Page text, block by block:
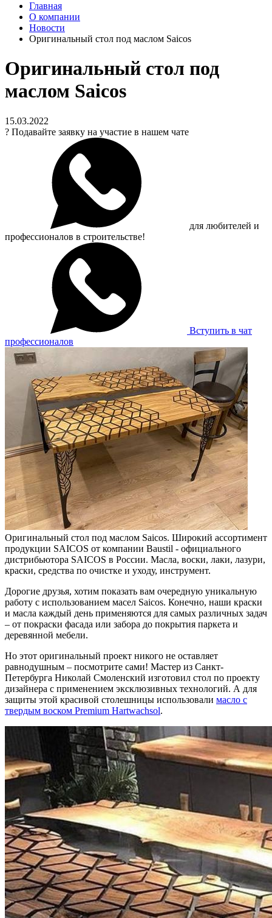
Главная
О компании
Новости
Оригинальный стол под маслом Saicos
Оригинальный стол под
маслом Saicos
15.03.2022
? Подавайте заявку на участие в нашем чате
для любителей и
профессионалов в строительстве!
Вступить в чат
профессионалов
Оригинальный стол под маслом Saicos. Широкий ассортимент
продукции SAICOS от компании Baustil - официального
дистрибьютора SAICOS в России. Масла, воски, лаки, лазури,
краски, средства по очистке и уходу, инструмент.
Дорогие друзья, хотим показать вам очередную уникальную
работу с использованием масел Saicos. Конечно, наши краски
и масла каждый день применяются для самых различных задач
– от покраски фасада или забора до покрытия паркета и
деревянной мебели.
Но этот оригинальный проект никого не оставляет
равнодушным – посмотрите сами! Мастер из Санкт-
Петербурга Николай Смоленский изготовил стол по проекту
дизайнера с применением эксклюзивных технологий. А для
защиты этой красивой столешницы использовали масло с
твердым воском Premium Hartwachsol.